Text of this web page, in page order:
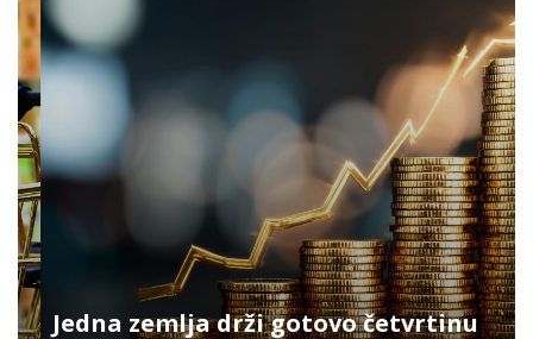
Jedna zemlja drži gotovo četvrtinu